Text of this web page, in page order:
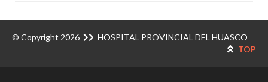
© Copyright 2026
HOSPITAL PROVINCIAL DEL HUASCO
TOP